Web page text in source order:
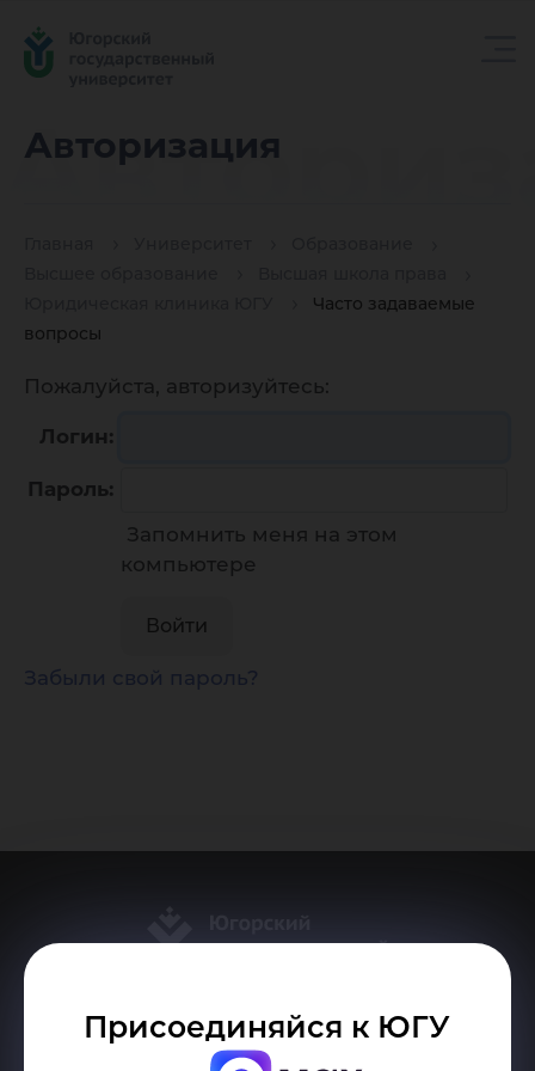
Авторизация
Часто задаваемые
вопросы
Присоединяйся к ЮГУ
Пожалуйста, авторизуйтесь:
Логин:
Пароль:
Запомнить меня на этом
компьютере
Забыли свой пароль?